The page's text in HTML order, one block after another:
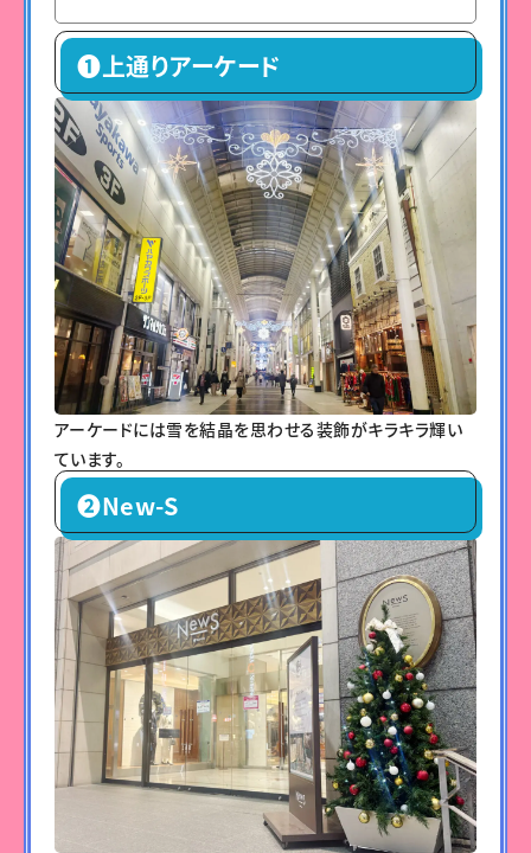
❶上通りアーケード
アーケードには雪を結晶を思わせる装飾がキラキラ輝い
ています。
❷New-S